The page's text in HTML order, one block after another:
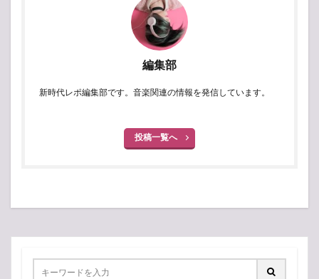
編集部
新時代レポ編集部です。音楽関連の情報を発信しています。
投稿一覧へ